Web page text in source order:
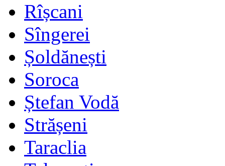
Rîșcani
Sîngerei
Șoldănești
Soroca
Ștefan Vodă
Strășeni
Taraclia